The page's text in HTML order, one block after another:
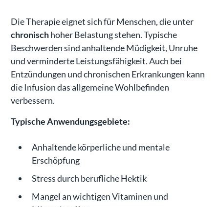
Die Therapie eignet sich für Menschen, die unter
chronischhoher Belastung stehen. Typische
Beschwerden sind anhaltende Müdigkeit, Unruhe
und verminderte Leistungsfähigkeit. Auch bei
Entzündungen und chronischen Erkrankungen kann
die Infusion das allgemeine Wohlbefinden
verbessern.
Typische Anwendungsgebiete:
Anhaltende körperliche und mentale
Erschöpfung
Stress durch berufliche Hektik
Mangel an wichtigen Vitaminen und